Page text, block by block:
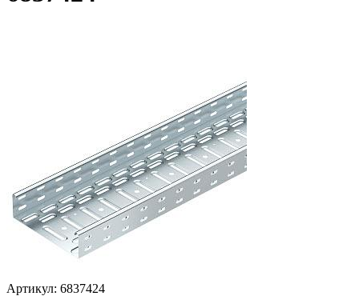
Артикул: 6837424